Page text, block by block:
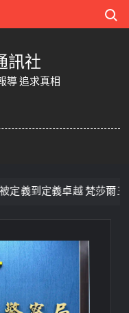
訊社
導 追求真相
定義卓越 梵莎爾三度參與